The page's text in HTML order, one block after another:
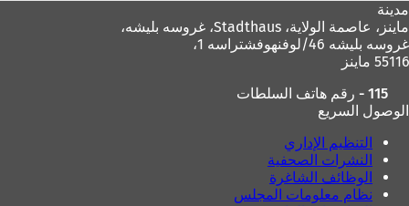
مدينة
ماينز، عاصمة الولاية،
غروسه بليشه 46/لوفنهوفشتراسه 1،
55116 ماينز
115 - رقم هاتف السلطات
الوصول السريع
التنظيم الإداري
النشرات الصحفية
الوظائف الشاغرة
نظام معلومات المجلس